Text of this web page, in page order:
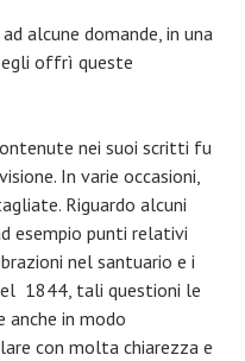
alcune domande, in una
egli offrì queste
nei suoi scritti fu
In varie occasioni,
Riguardo alcuni
esempio punti relativi
nel santuario e i
1844, tali questioni le
in modo
con molta chiarezza e